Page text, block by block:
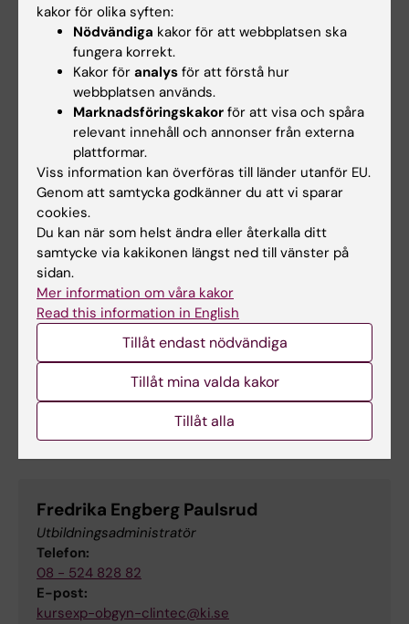
reproduktion Huddinge kull 2
Kursvärdering 2LK111 HT19 Moment
reproduktion Huddinge kull 1
Kursanalys
Kursanalys finns på Informationssida för hela kurs
2LK111
Kontaktuppgifter
Lotta Herling
Momentansvarig
lotta.herling@ki.se
Fredrika Engberg Paulsrud
Utbildningsadministratör
Telefon:
08 - 524 828 82
E-post:
kursexp-obgyn-clintec@ki.se
kakor för olika syften:
Nödvändiga kakor för att webbplatsen ska
fungera korrekt.
Kakor för analys för att förstå hur
webbplatsen används.
Marknadsföringskakor för att visa och spåra
relevant innehåll och annonser från externa
plattformar.
Viss information kan överföras till länder utanför EU.
Genom att samtycka godkänner du att vi sparar
cookies.
Du kan när som helst ändra eller återkalla ditt
samtycke via kakikonen längst ned till vänster på
sidan.
Mer information om våra kakor
Read this information in English
Tillåt endast nödvändiga
Tillåt mina valda kakor
Tillåt alla